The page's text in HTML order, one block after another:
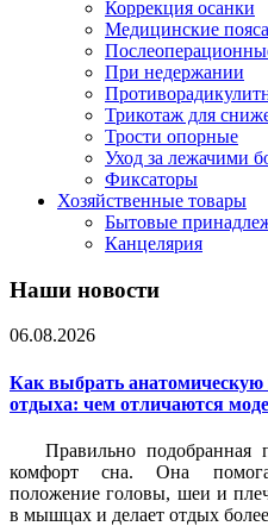
Коррекция осанки
Медицинские пояса
При недержании
Трикотаж для
Трости опорные
Уход за лежачими
Фиксаторы
Хозяйственные товары
Бытовые
Канцелярия
Наши новости
06.08.2026
Как выбрать анатомическую
отдыха: чем отличаются
Правильно подобранная
комфорт сна. Она
положение головы, шеи и
в мышцах и делает отдых